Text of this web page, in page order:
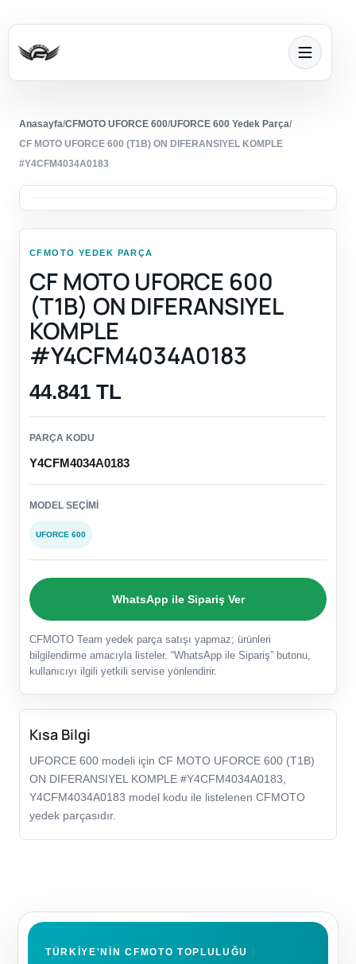
Anasayfa/CFMOTO UFORCE 600/UFORCE 600 Yedek Parça/
CF MOTO UFORCE 600 (T1B) ON DIFERANSIYEL KOMPLE
#Y4CFM4034A0183
CFMOTO YEDEK PARÇA
CF MOTO UFORCE 600
(T1B) ON DIFERANSIYEL
KOMPLE
#Y4CFM4034A0183
44.841 TL
PARÇA KODU
Y4CFM4034A0183
MODEL SEÇIMI
UFORCE 600
WhatsApp ile Sipariş Ver
CFMOTO Team yedek parça satışı yapmaz; ürünleri
bilgilendirme amacıyla listeler. “WhatsApp ile Sipariş” butonu,
kullanıcıyı ilgili yetkili servise yönlendirir.
Kısa Bilgi
UFORCE 600 modeli için CF MOTO UFORCE 600 (T1B)
ON DIFERANSIYEL KOMPLE #Y4CFM4034A0183,
Y4CFM4034A0183 model kodu ile listelenen CFMOTO
yedek parçasıdır.
TÜRKIYE'NIN CFMOTO TOPLULUĞU